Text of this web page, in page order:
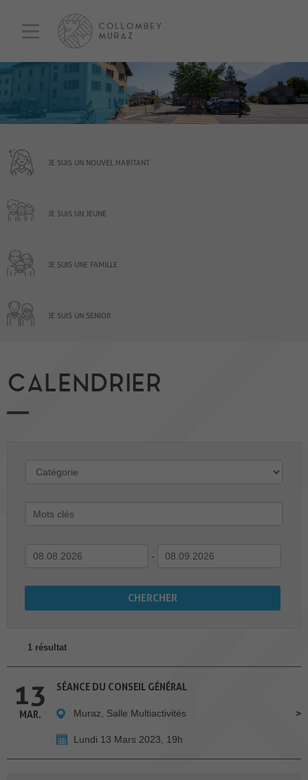
JE SUIS UN NOUVEL HABITANT
JE SUIS UN JEUNE
JE SUIS UNE FAMILLE
JE SUIS UN SENIOR
CALENDRIER
-
1 résultat
13
MAR.
SÉANCE DU CONSEIL GÉNÉRAL
Muraz, Salle Multiactivités
Lundi 13 Mars 2023, 19h